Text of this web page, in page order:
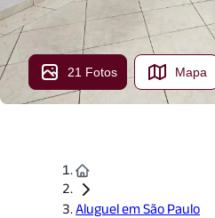
21 Fotos Mapa
Aluguel em São Paulo